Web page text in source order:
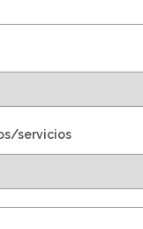
servicios